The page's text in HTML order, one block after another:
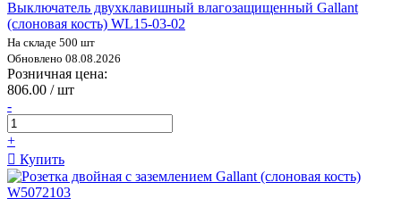
Выключатель двухклавишный влагозащищенный Gallant
(слоновая кость) WL15-03-02
На складе 500 шт
Обновлено 08.08.2026
Розничная цена:
806.00 / шт
-
+
Купить